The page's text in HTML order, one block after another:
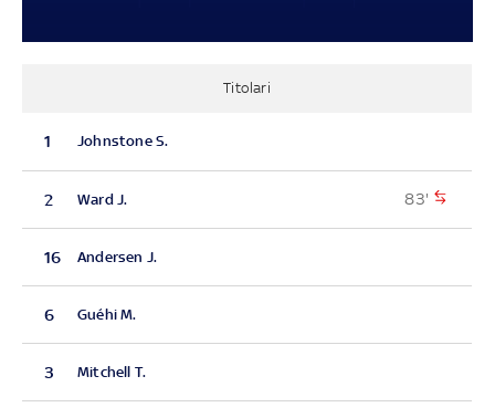
Titolari
1 Johnstone S.
2 Ward J. 83'
16 Andersen J.
6 Guéhi M.
3 Mitchell T.